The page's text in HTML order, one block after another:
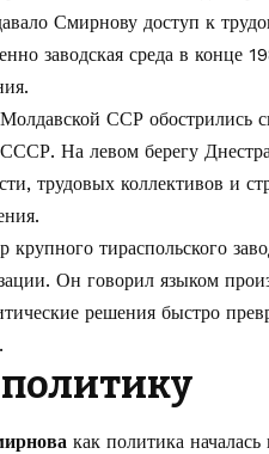
Смирнову доступ к
заводская среда в конце
ССР обострились
На левом берегу
трудовых коллективов и
тираспольского
Он говорил языком
решения быстро
как политика